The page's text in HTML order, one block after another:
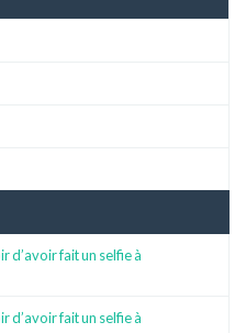
d’avoir fait un selfie à
d’avoir fait un selfie à